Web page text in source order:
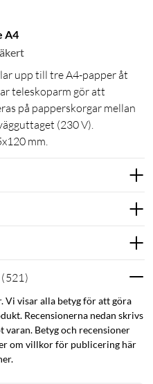
A4
upp till tre A4-papper åt
teleskoparm gör att
på papperskorgar mellan
(230 V).
mm.
(521 )
Vi visar alla betyg för att göra
Recensionerna nedan skrivs
varan. Betyg och recensioner
om villkor för publicering här